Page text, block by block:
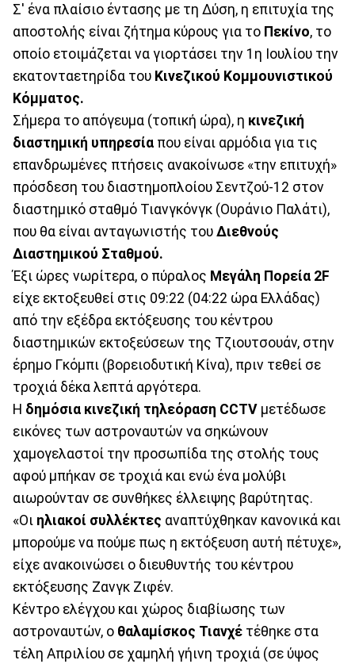
Σ' ένα πλαίσιο έντασης με τη Δύση, η επιτυχία της
αποστολής είναι ζήτημα κύρους για το Πεκίνο, το
οποίο ετοιμάζεται να γιορτάσει την 1η Ιουλίου την
εκατονταετηρίδα του Κινεζικού Κομμουνιστικού
Κόμματος.
Σήμερα το απόγευμα (τοπική ώρα), η κινεζική
διαστημική υπηρεσία που είναι αρμόδια για τις
επανδρωμένες πτήσεις ανακοίνωσε «την επιτυχή»
πρόσδεση του διαστημοπλοίου Σεντζού-12 στον
διαστημικό σταθμό Τιανγκόνγκ (Ουράνιο Παλάτι),
που θα είναι ανταγωνιστής του Διεθνούς
Διαστημικού Σταθμού.
Έξι ώρες νωρίτερα, ο πύραλος Μεγάλη Πορεία 2F
είχε εκτοξευθεί στις 09:22 (04:22 ώρα Ελλάδας)
από την εξέδρα εκτόξευσης του κέντρου
διαστημικών εκτοξεύσεων της Τζιουτσουάν, στην
έρημο Γκόμπι (βορειοδυτική Κίνα), πριν τεθεί σε
τροχιά δέκα λεπτά αργότερα.
Η δημόσια κινεζική τηλεόραση CCTV μετέδωσε
εικόνες των αστροναυτών να σηκώνουν
χαμογελαστοί την προσωπίδα της στολής τους
αφού μπήκαν σε τροχιά και ενώ ένα μολύβι
αιωρούνταν σε συνθήκες έλλειψης βαρύτητας.
«Οι ηλιακοί συλλέκτες αναπτύχθηκαν κανονικά και
μπορούμε να πούμε πως η εκτόξευση αυτή πέτυχε»,
είχε ανακοινώσει ο διευθυντής του κέντρου
εκτόξευσης Ζανγκ Ζιφέν.
Κέντρο ελέγχου και χώρος διαβίωσης των
αστροναυτών, ο θαλαμίσκος Τιανχέ τέθηκε στα
τέλη Απριλίου σε χαμηλή γήινη τροχιά (σε ύψος